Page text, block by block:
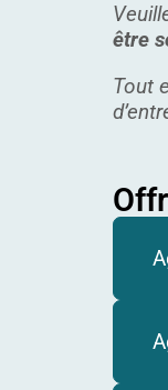
être
Tout